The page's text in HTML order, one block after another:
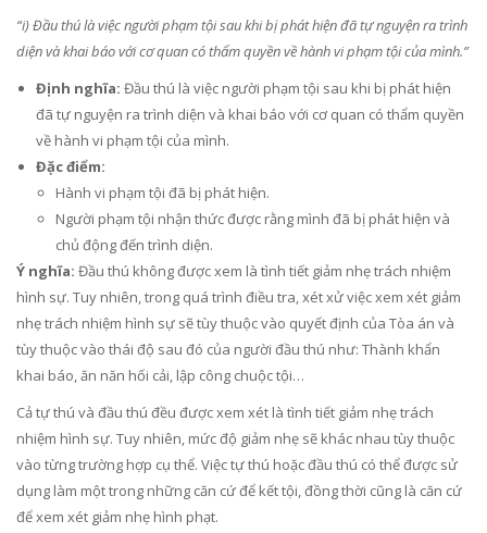
“i) Đầu thú là việc người phạm tội sau khi bị phát hiện đã tự nguyện ra trình
diện và khai báo với cơ quan có thẩm quyền về hành vi phạm tội của mình.”
Định nghĩa: Đầu thú là việc người phạm tội sau khi bị phát hiện
đã tự nguyện ra trình diện và khai báo với cơ quan có thẩm quyền
về hành vi phạm tội của mình.
Đặc điểm:
Hành vi phạm tội đã bị phát hiện.
Người phạm tội nhận thức được rằng mình đã bị phát hiện và
chủ động đến trình diện.
Ý nghĩa: Đầu thú không được xem là tình tiết giảm nhẹ trách nhiệm
hình sự. Tuy nhiên, trong quá trình điều tra, xét xử việc xem xét giảm
nhẹ trách nhiệm hình sự sẽ tùy thuộc vào quyết định của Tòa án và
tùy thuộc vào thái độ sau đó của người đầu thú như: Thành khẩn
khai báo, ăn năn hối cải, lập công chuộc tội…
Cả tự thú và đầu thú đều được xem xét là tình tiết giảm nhẹ trách
nhiệm hình sự. Tuy nhiên, mức độ giảm nhẹ sẽ khác nhau tùy thuộc
vào từng trường hợp cụ thể. Việc tự thú hoặc đầu thú có thể được sử
dụng làm một trong những căn cứ để kết tội, đồng thời cũng là căn cứ
để xem xét giảm nhẹ hình phạt.